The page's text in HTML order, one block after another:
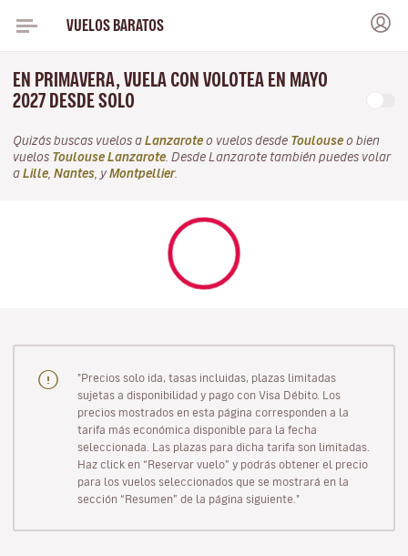
VUELOS BARATOS
EN PRIMAVERA, VUELA CON VOLOTEA EN MAYO
2027 DESDE SOLO
Quizás buscas vuelos a Lanzarote o vuelos desde Toulouse o bien
vuelos Toulouse Lanzarote . Desde Lanzarote también puedes volar
a Lille Nantes , y Montpellier.
"Precios solo ida, tasas incluidas, plazas limitadas
sujetas a disponibilidad y pago con Visa Débito. Los
precios mostrados en esta página corresponden a la
tarifa más económica disponible para la fecha
seleccionada. Las plazas para dicha tarifa son limitadas.
Haz click en “Reservar vuelo” y podrás obtener el precio
para los vuelos seleccionados que se mostrará en la
sección “Resumen” de la página siguiente."